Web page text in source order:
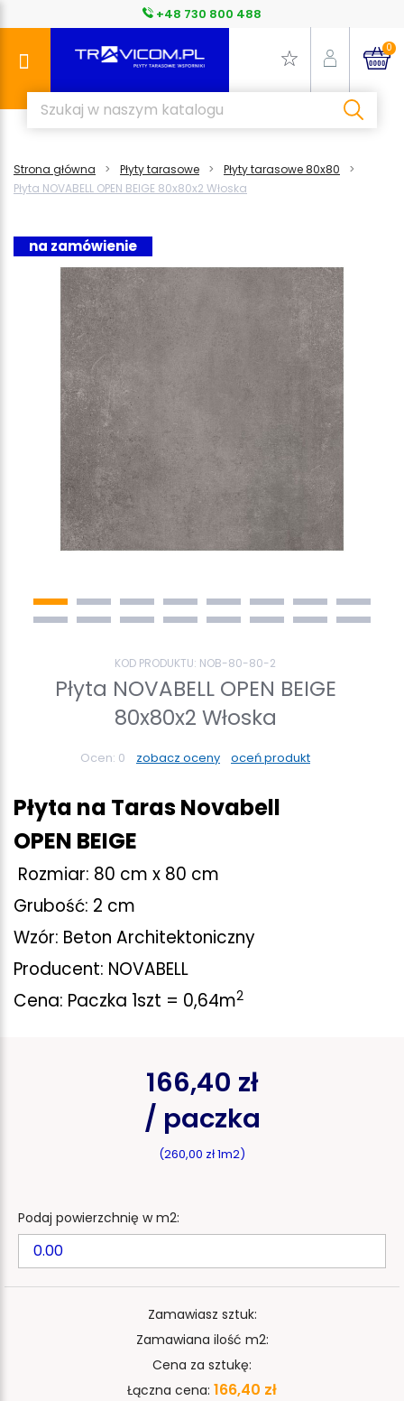
+48 730 800 488
0
Strona główna Płyty tarasowe
Płyty tarasowe 80x80
Płyta NOVABELL OPEN BEIGE 80x80x2 Włoska
na zamówienie
KOD PRODUKTU: NOB-80-80-2
Płyta NOVABELL OPEN BEIGE
80x80x2 Włoska
Ocen: 0 zobacz oceny oceń produkt
Płyta na Taras Novabell
OPEN BEIGE
Rozmiar: 80 cm x 80 cm
Grubość: 2 cm
Wzór: Beton Architektoniczny
Producent: NOVABELL
Cena: Paczka 1szt = 0,64m2
166,40 zł
/ paczka
(260,00 zł 1m2)
Podaj powierzchnię w m2:
Zamawiasz sztuk:
Zamawiana ilość m2:
Cena za sztukę:
Łączna cena: 166,40 zł